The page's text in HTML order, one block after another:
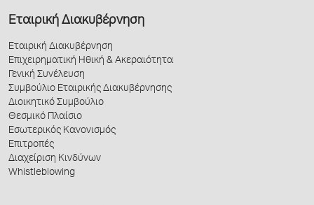
Εταιρική Διακυβέρνηση
Εταιρική Διακυβέρνηση
Επιχειρηματική Ηθική & Ακεραιότητα
Γενική Συνέλευση
Συμβούλιο Εταιρικής Διακυβέρνησης
Διοικητικό Συμβούλιο
Θεσμικό Πλαίσιο
Εσωτερικός Κανονισμός
Επιτροπές
Διαχείριση Κινδύνων
Whistleblowing